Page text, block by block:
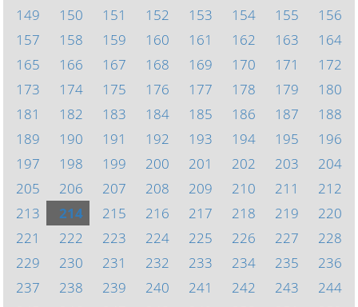
149
150 151 152 153 154 155
156
157
158 159 160 161 162 163
164
165
166 167 168 169 170 171
172
173
174 175 176 177 178 179
180
181
182 183 184 185 186 187
188
189
190 191 192 193 194 195
196
197
198 199 200 201 202 203
204
205
206 207 208 209 210 211
212
213
214 215 216 217 218 219
220
221
222 223 224 225 226 227
228
229
230 231 232 233 234 235
236
237
238 239 240 241 242 243
244